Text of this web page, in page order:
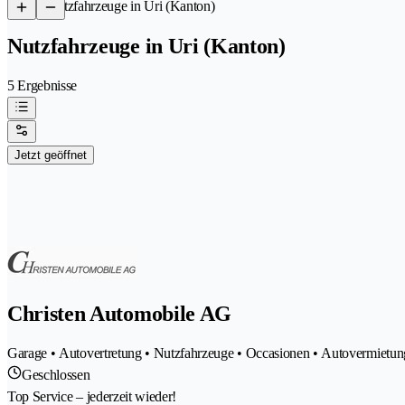
/Nutzfahrzeuge in Uri (Kanton)
Nutzfahrzeuge in Uri (Kanton)
5 Ergebnisse
Jetzt geöffnet
Christen Automobile AG
Garage • Autovertretung • Nutzfahrzeuge • Occasionen •
Geschlossen
Top Service – jederzeit wieder!